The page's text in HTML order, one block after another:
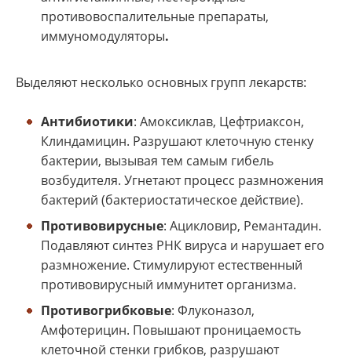
противовоспалительные препараты,
иммуномодуляторы.
Выделяют несколько основных групп лекарств:
Антибиотики: Амоксиклав, Цефтриаксон,
Клиндамицин. Разрушают клеточную стенку
бактерии, вызывая тем самым гибель
возбудителя. Угнетают процесс размножения
бактерий (бактериостатическое действие).
Противовирусные: Ацикловир, Ремантадин.
Подавляют синтез РНК вируса и нарушает его
размножение. Стимулируют естественный
противовирусный иммунитет организма.
Противогрибковые: Флуконазол,
Амфотерицин. Повышают проницаемость
клеточной стенки грибков, разрушают